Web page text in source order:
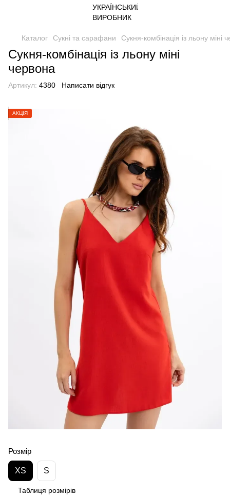
Каталог Сукні та сарафани Сукня-комбінація із льону міні
Сукня-комбінація із льону міні
червона
Артикул: 4380 Написати відгук
АКЦІЯ
Розмір
XS S
Таблиця розмірів